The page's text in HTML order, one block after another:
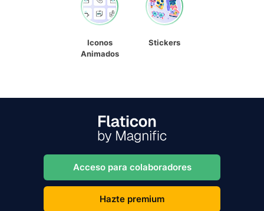
Iconos
Animados
Stickers
Acceso para colaboradores
Hazte premium